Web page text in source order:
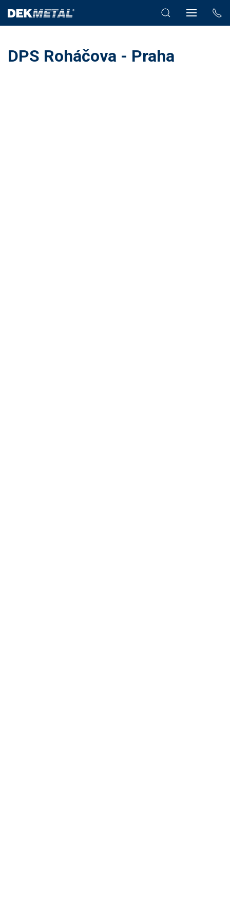
DPS Roháčova - Praha